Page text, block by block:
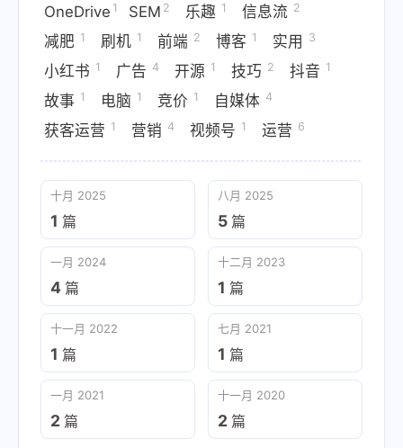
OneDrive 1 SEM 2 乐趣 1 信息流 2
减肥 1 刷机 1 前端 2 博客 1 实用 3
小红书 1 广告 4 开源 1 技巧 2 抖音 1
故事 1 电脑 1 竞价 1 自媒体 4
获客运营 1 营销 4 视频号 1 运营 6
十月 2025
1 篇
八月 2025
5 篇
一月 2024
4 篇
十二月 2023
1 篇
十一月 2022
1 篇
七月 2021
1 篇
一月 2021
2 篇
十一月 2020
2 篇